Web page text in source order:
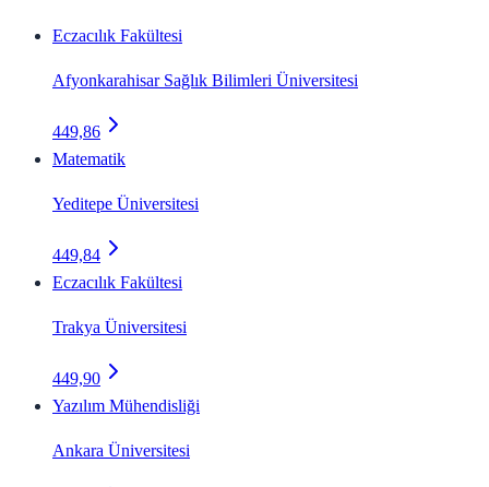
Eczacılık Fakültesi
Afyonkarahisar Sağlık Bilimleri Üniversitesi
449,86
Matematik
Yeditepe Üniversitesi
449,84
Eczacılık Fakültesi
Trakya Üniversitesi
449,90
Yazılım Mühendisliği
Ankara Üniversitesi